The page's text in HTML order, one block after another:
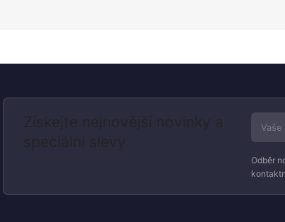
Získejte nejnovější novinky a
speciální slevy
Odběr